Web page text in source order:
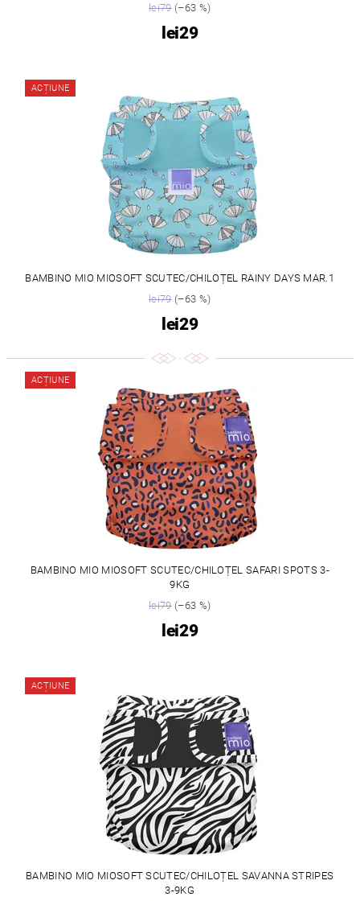
lei79(–63 %)
lei29
ACȚIUNE
BAMBINO MIO MIOSOFT SCUTEC/CHILOȚEL RAINY DAYS MAR.1
lei79(–63 %)
lei29
ACȚIUNE
BAMBINO MIO MIOSOFT SCUTEC/CHILOȚEL SAFARI SPOTS 3-
9KG
lei79(–63 %)
lei29
ACȚIUNE
BAMBINO MIO MIOSOFT SCUTEC/CHILOȚEL SAVANNA STRIPES
3-9KG